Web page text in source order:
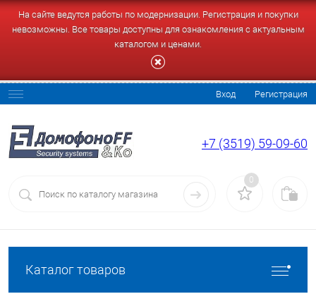
На сайте ведутся работы по модернизации. Регистрация и покупки
невозможны. Все товары доступны для ознакомления с актуальным
каталогом и ценами.
Вход Регистрация
+7 (3519) 59-09-60
0
Каталог товаров